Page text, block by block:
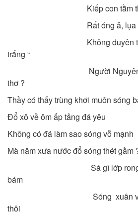
Kiếp con tằm thầy
Rất óng ả, lụa Hà
Không duyên tơ sao
trắng “
Người Nguyên Sa
thơ ?
Thầy có thấy trùng khơi muôn sóng
Đổ xô về ôm ấp tảng đá yêu
Không có đá làm sao sóng vỗ mạnh
Mà năm xưa nước đổ sóng thét gầm
Sá gì lớp rong rêu
bám
Sóng xuân về vùi,
thôi